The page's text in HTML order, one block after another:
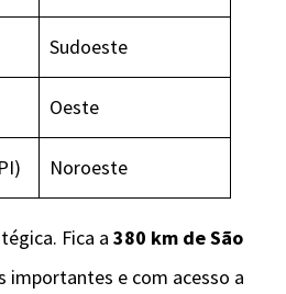
Sudoeste
Oeste
Noroeste
Fica a 380 km de São
importantes e com acesso a